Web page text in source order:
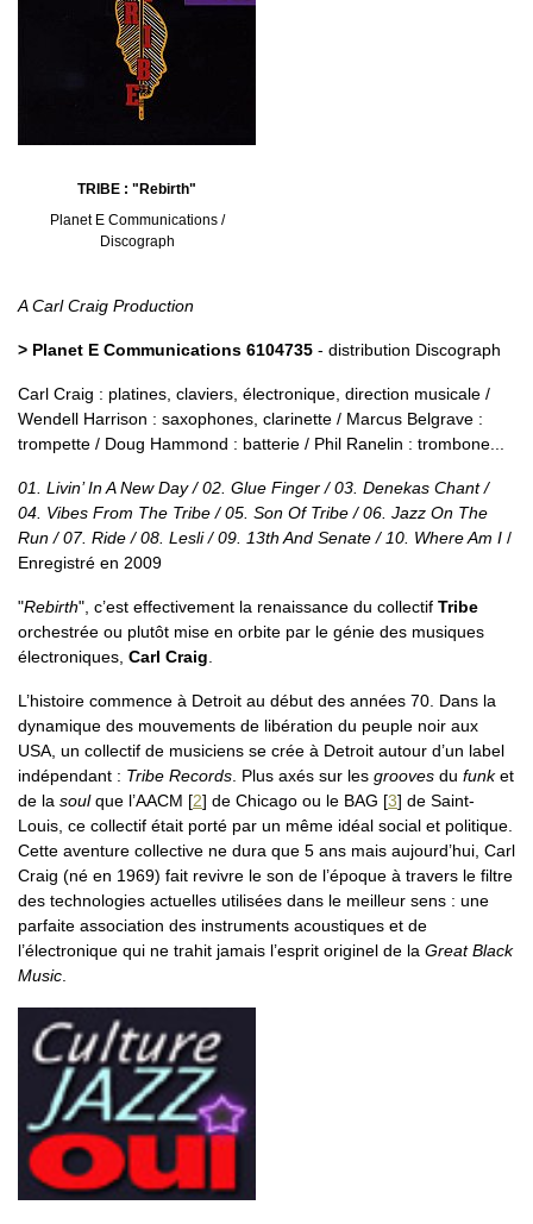
TRIBE : "Rebirth"
Planet E Communications /
Discograph
A Carl Craig Production
> Planet E Communications 6104735 - distribution Discograph
Carl Craig : platines, claviers, électronique, direction musicale /
Wendell Harrison : saxophones, clarinette / Marcus Belgrave :
trompette / Doug Hammond : batterie / Phil Ranelin : trombone...
01. Livin’ In A New Day / 02. Glue Finger / 03. Denekas Chant /
04. Vibes From The Tribe / 05. Son Of Tribe / 06. Jazz On The
Run / 07. Ride / 08. Lesli / 09. 13th And Senate / 10. Where Am I /
Enregistré en 2009
"Rebirth", c’est effectivement la renaissance du collectif Tribe
orchestrée ou plutôt mise en orbite par le génie des musiques
électroniques, Carl Craig
L’histoire commence à Detroit au début des années 70. Dans la
dynamique des mouvements de libération du peuple noir aux
USA, un collectif de musiciens se crée à Detroit autour d’un label
indépendant : Tribe Records . Plus axés sur les grooves du funket
de la soulque l’AACM [2] de Chicago ou le BAG [3] de Saint-
Louis, ce collectif était porté par un même idéal social et politique.
Cette aventure collective ne dura que 5 ans mais aujourd’hui, Carl
Craig (né en 1969) fait revivre le son de l’époque à travers le filtre
des technologies actuelles utilisées dans le meilleur sens : une
parfaite association des instruments acoustiques et de
l’électronique qui ne trahit jamais l’esprit originel de la Great Black
Music